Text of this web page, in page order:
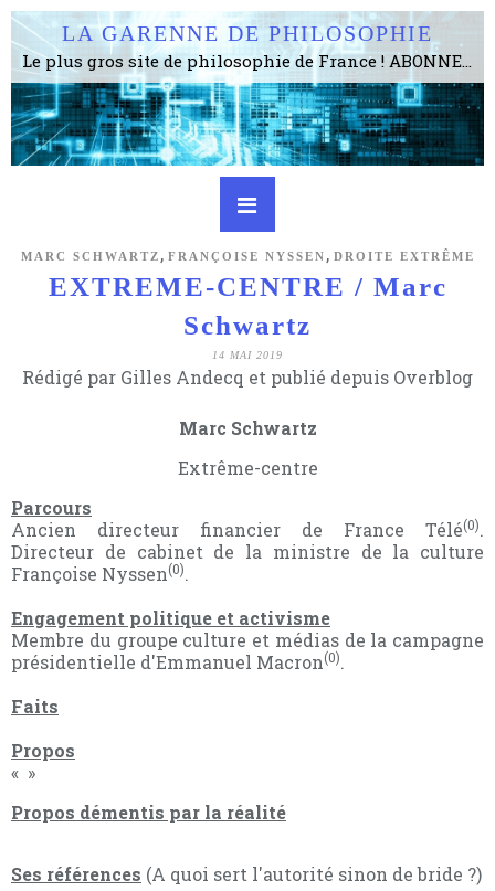
LA GARENNE DE PHILOSOPHIE
Le plus gros site de philosophie de France ! ABONNEZ-VOUS ! 4115 Articles, 1634 abonné·e·s, depuis 2006 . . . . . . . . 2 852 214 pages vues jusqu'à présent. Prestance et être apte à un plus grand nombre de choses.
MARC SCHWARTZ , FRANÇOISE NYSSEN , DROITE EXTRÊME
EXTREME-CENTRE / Marc
Schwartz
14 MAI 2019
Rédigé par Gilles Andecq et publié depuis Overblog
Marc Schwartz
Extrême-centre
Parcours
Ancien directeur financier de France Télé(0).
Directeur de cabinet de la ministre de la culture
Françoise Nyssen(0).
Engagement politique et activisme
Membre du groupe culture et médias de la campagne
présidentielle d'Emmanuel Macron(0).
Faits
Propos
« »
Propos démentis par la réalité
Ses références (A quoi sert l'autorité sinon de bride ?)